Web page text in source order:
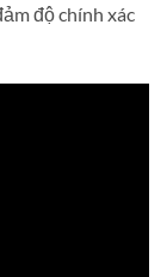
độ chính xác